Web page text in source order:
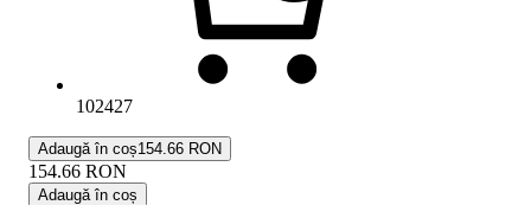
102427
Adaugă în coș154.66 RON
154.66 RON
Adaugă în coș